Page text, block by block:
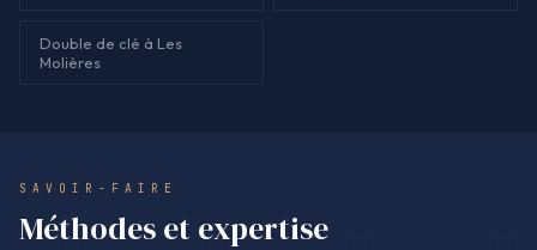
Double de clé à Les
Molières
SAVOIR-FAIRE
Méthodes et expertise